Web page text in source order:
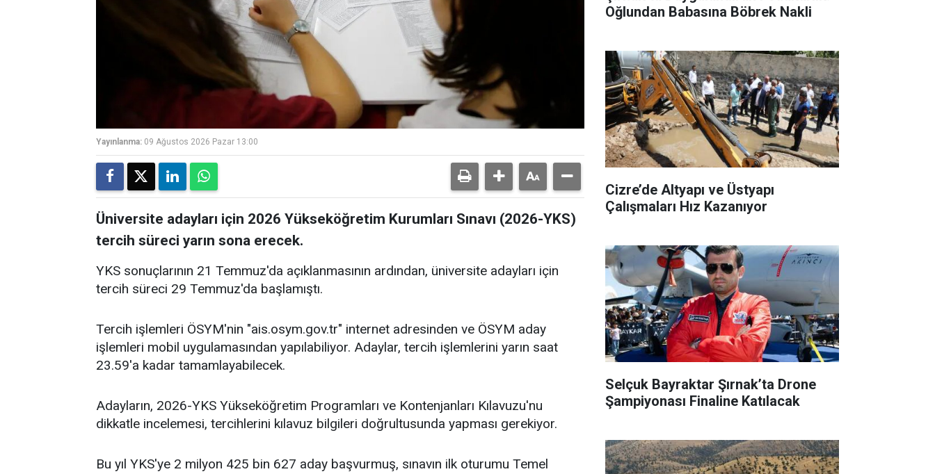
Yayınlanma: 09 Ağustos 2026 Pazar 13:00
Üniversite adayları için 2026 Yükseköğretim Kurumları Sınavı (2026-YKS)
tercih süreci yarın sona erecek.
YKS sonuçlarının 21 Temmuz'da açıklanmasının ardından, üniversite adayları için
tercih süreci 29 Temmuz'da başlamıştı.
Tercih işlemleri ÖSYM'nin "ais.osym.gov.tr" internet adresinden ve ÖSYM aday
işlemleri mobil uygulamasından yapılabiliyor. Adaylar, tercih işlemlerini yarın saat
23.59'a kadar tamamlayabilecek.
Adayların, 2026-YKS Yükseköğretim Programları ve Kontenjanları Kılavuzu'nu
dikkatle incelemesi, tercihlerini kılavuz bilgileri doğrultusunda yapması gerekiyor.
Bu yıl YKS'ye 2 milyon 425 bin 627 aday başvurmuş, sınavın ilk oturumu Temel
Oğlundan Babasına Böbrek Nakli
Cizre’de Altyapı ve Üstyapı
Çalışmaları Hız Kazanıyor
Selçuk Bayraktar Şırnak’ta Drone
Şampiyonası Finaline Katılacak